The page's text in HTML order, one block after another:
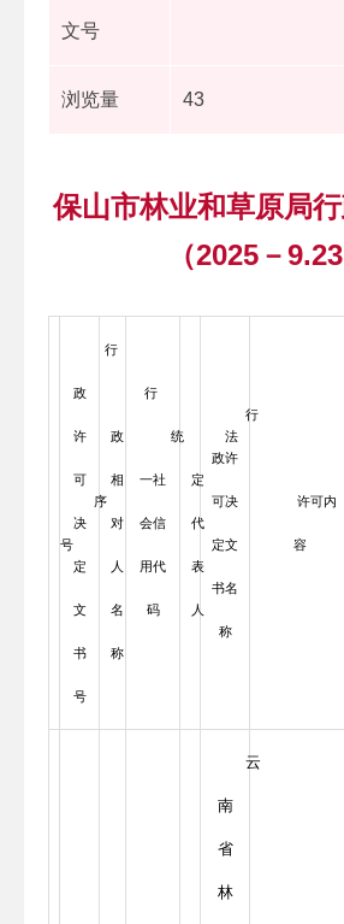
文号
浏览量 43
保山市林业和草原局
（2025－9.23
序
号
行
政
许
可
决
定
文
书
号
行
政
相
对
人
名
称
统
一社
会信
用代
码
法
定
代
表
人
行
政许
可决
定文
书名
称
许可内
容
云
南
省
林